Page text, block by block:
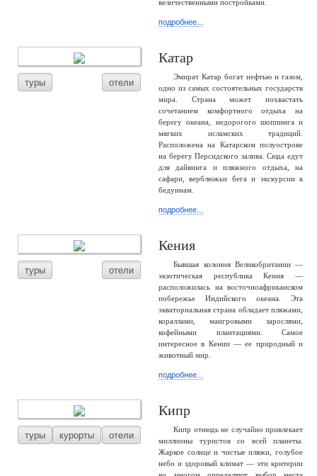
величественными постройками.
подробнее...
туры отели
Катар
Эмират Катар богат нефтью и газом,
одно из самых состоятельных государств
мира. Страна может похвастать
сочетанием комфортного отдыха на
берегу океана, недорогого шоппинга и
мягких исламских традиций.
Расположена на Катарском полуострове
на берегу Персидского залива. Сюда едут
для дайвинга и пляжного отдыха, на
сафари, верблюжьи бега и экскурсии к
бедуинам.
подробнее...
туры отели
Кения
Бывшая колония Великобритании —
экзотическая республика Кения —
расположилась на восточноафриканском
побережье Индийского океана. Эта
экваториальная страна обладает пляжами,
кораллами, мангровыми зарослями,
кофейными плантациями. Самое
интересное в Кении — ее природный и
животный мир.
подробнее...
туры курорты отели
Кипр
Кипр отнюдь не случайно привлекает
миллионы туристов со всей планеты.
Жаркое солнце и чистые пляжи, голубое
небо и здоровый климат — эти критерии